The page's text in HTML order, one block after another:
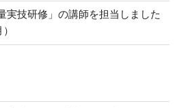
実技研修」の講師を担当しました